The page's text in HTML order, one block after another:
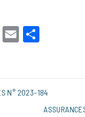
WhatsApp
Email
N° 2023-184